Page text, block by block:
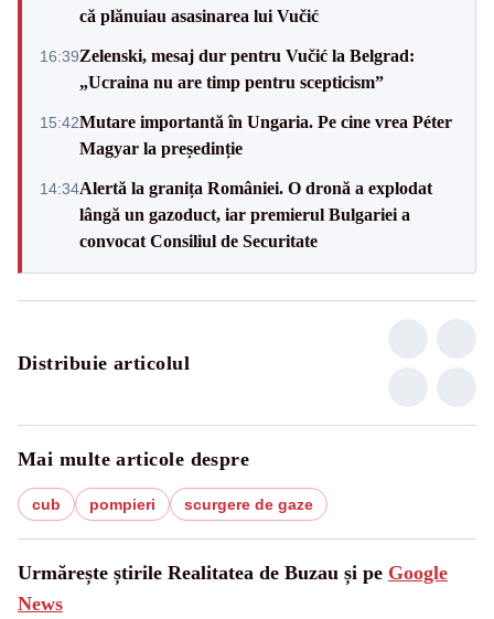
că plănuiau asasinarea lui Vučić
16:39Zelenski, mesaj dur pentru Vučić la Belgrad:
„Ucraina nu are timp pentru scepticism”
15:42Mutare importantă în Ungaria. Pe cine vrea Péter
Magyar la președinție
14:34Alertă la granița României. O dronă a explodat
lângă un gazoduct, iar premierul Bulgariei a
convocat Consiliul de Securitate
Distribuie articolul
Mai multe articole despre
cub pompieri scurgere de gaze
Urmărește știrile Realitatea de Buzau și pe Google
News